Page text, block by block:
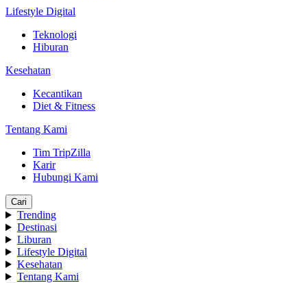
Lifestyle Digital
Teknologi
Hiburan
Kesehatan
Kecantikan
Diet & Fitness
Tentang Kami
Tim TripZilla
Karir
Hubungi Kami
Cari
Trending
Destinasi
Liburan
Lifestyle Digital
Kesehatan
Tentang Kami